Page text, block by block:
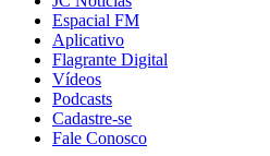
Espacial FM
Aplicativo
Flagrante Digital
Vídeos
Podcasts
Cadastre-se
Fale Conosco